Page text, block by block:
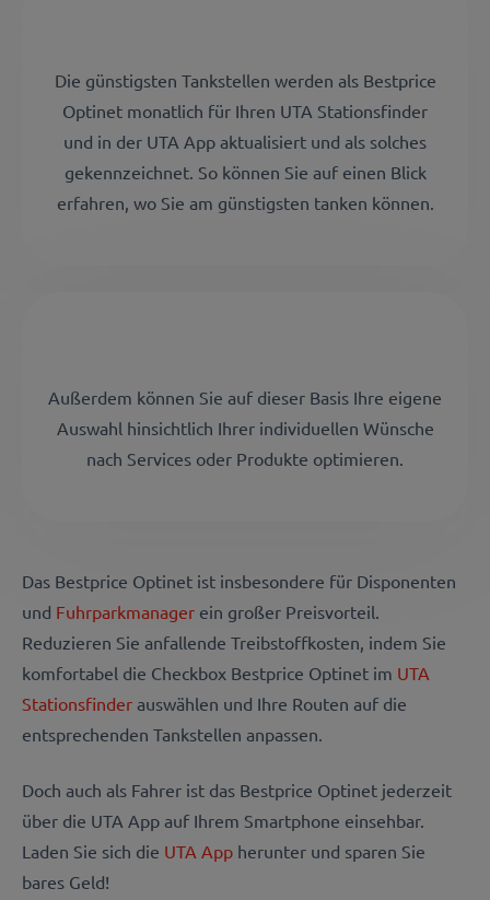
Die günstigsten Tankstellen werden als Bestprice
Optinet monatlich für Ihren UTA Stationsfinder
und in der UTA App aktualisiert und als solches
gekennzeichnet. So können Sie auf einen Blick
erfahren, wo Sie am günstigsten tanken können.
Außerdem können Sie auf dieser Basis Ihre eigene
Auswahl hinsichtlich Ihrer individuellen Wünsche
nach Services oder Produkte optimieren.
Das Bestprice Optinet ist insbesondere für Disponenten
und Fuhrparkmanager ein großer Preisvorteil.
Reduzieren Sie anfallende Treibstoffkosten, indem Sie
komfortabel die Checkbox Bestprice Optinet im UTA
Stationsfinder auswählen und Ihre Routen auf die
entsprechenden Tankstellen anpassen.
Doch auch als Fahrer ist das Bestprice Optinet jederzeit
über die UTA App auf Ihrem Smartphone einsehbar.
Laden Sie sich die UTA App herunter und sparen Sie
bares Geld!